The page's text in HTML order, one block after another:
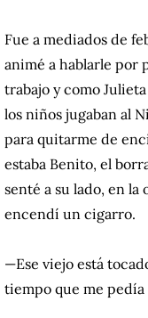
Fue a mediados de
animé a hablarle por
trabajo y como
los niños jugaban al
para quitarme de
estaba Benito, el
senté a su lado, en la
encendí un cigarro.
—Ese viejo está
tiempo que me pedía